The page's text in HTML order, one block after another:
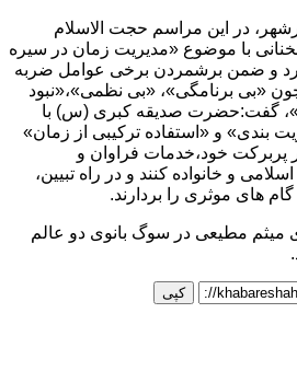
در این مراسم حجت الاسلام
با موضوع «مدیریت زمان در سیره
و ضمن برشمردن برخی عوامل ضربه
«بی برنامگی»، «بی نظمی»،«نبود
گفت:حضرت صدیقه کبری (س) با
بندی» و «استفاده ترکیبی از زمان»
پربرکت خود،خدمات فراوان و
و خانواده کنند و در راه تبیین،
های موثری را بردارند.
میثم مطیعی در سوگ بانوی دو عالم
کپی